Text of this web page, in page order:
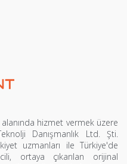
hizmet vermek üzere
Danışmanlık Ltd. Şti.
uzmanları ile Türkiye'de
ortaya çıkarılan orijinal